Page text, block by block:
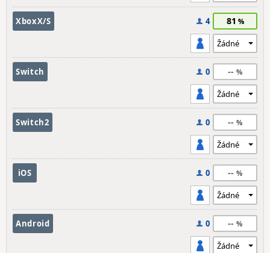
XboxX/S 4 81
Switch 0 --
Switch2 0 --
iOS 0 --
Android 0 --